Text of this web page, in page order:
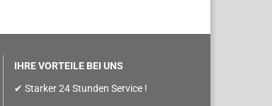
IHRE VORTEILE BEI UNS
✔ Starker 24 Stunden Service !